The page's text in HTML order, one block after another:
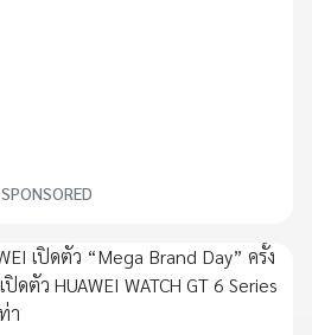
SPONSORED